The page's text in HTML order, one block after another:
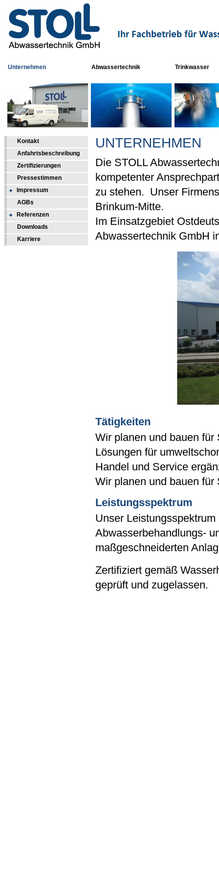
Unternehmen Abwassertechnik Trinkwasser
Kontakt
Anfahrtsbeschreibung
Zertifizierungen
Pressestimmen
Impressum
AGBs
Referenzen
Downloads
Karriere
UNTERNEHMEN
Die STOLL
kompetenter
zu stehen. Unser
Brinkum-Mitte.
Im Einsatzgebiet
Abwassertechnik GmbH
Tätigkeiten
Wir planen und bauen
Lösungen für
Handel und Service
Wir planen und bauen
Leistungsspektrum
Unser
Abwasserbehandlungs-
maßgeschneiderten
Zertifiziert gemäß
geprüft und zugelassen.